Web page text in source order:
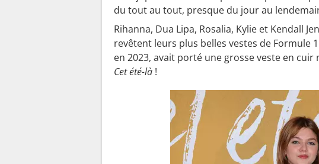
du tout au tout, presque du jour au
Rihanna, Dua Lipa, Rosalia, Kylie et Kendall
revêtent leurs plus belles vestes de Formule
en 2023, avait porté une grosse veste en
Cet été-là !